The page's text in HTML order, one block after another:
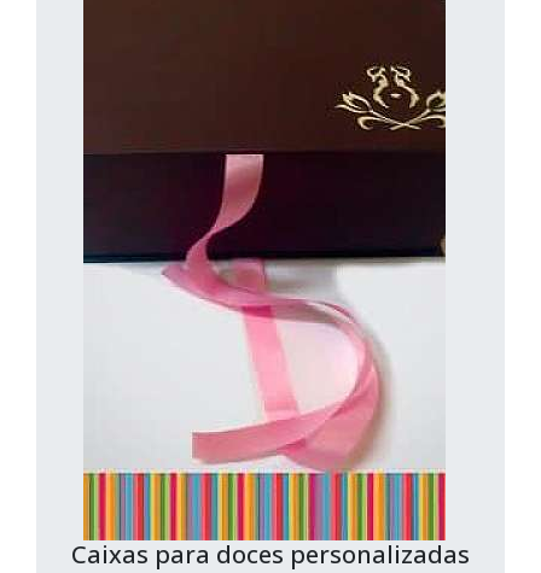
Caixas para doces personalizadas